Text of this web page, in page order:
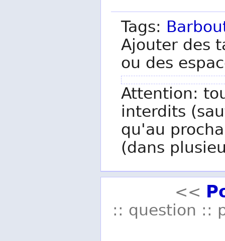
Tags:
Ajouter des
ou des
Attention:
interdits
qu'au
(dans
<<
:: question ::